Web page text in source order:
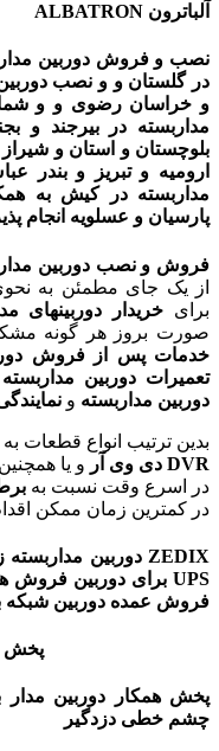
آلباترون ALBATRON
نصب و فروش دوربین
در گلستان و و نصب
و خراسان رضوی و و
مداربسته در بیرجند و
بلوچستان و استان و
ارومیه و تبریز و بندر
مداربسته در کیش به
پارسیان و عسلویه انجام
فروش و نصب دوربین
از یک جای مطمئن به
برای خریدار دوربینهای
صورت بروز هر گونه
خدمات پس از فروش
تعمیرات دوربین مداربسته
دوربین مداربسته و
بدین ترتیب انواع قطعات
DVR دی وی آر
و یا
در اسرع وقت نسبت به
در کمترین زمان ممکن
ZEDIX دوربین مداربسته زدیکس فروش و توزیع
UPS برای دوربین فروش همکاری DVR دی وی آر AHD به همراه
فروش عمده دوربین شبکه
پخش
چشم خطی دزدگیر